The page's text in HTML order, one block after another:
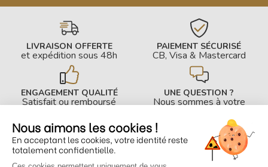
LIVRAISON OFFERTE
et expédition sous 48h
PAIEMENT SÉCURISÉ
CB, Visa & Mastercard
ENGAGEMENT QUALITÉ
Satisfait ou remboursé
UNE QUESTION ?
Nous sommes à votre
INFOS PRATIQUES
Nous aimons les cookies !
En acceptant les cookies, votre identité reste
totalement confidentielle.